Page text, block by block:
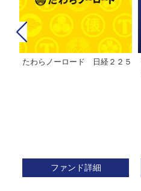
たわらノーロード 日経２２５
ファンド詳細